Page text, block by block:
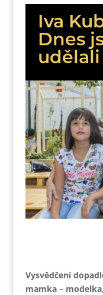
Iva
Dnes
Vysvědčení
mamka –